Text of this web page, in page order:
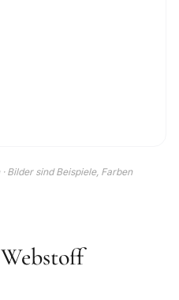
Bilder sind Beispiele, Farben